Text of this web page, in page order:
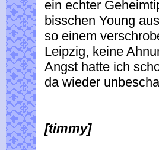
ein echter
bisschen Young
so einem
Leipzig, keine
Angst hatte ich
da wieder
[timmy]